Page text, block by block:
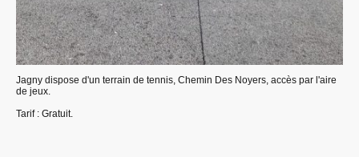
Jagny dispose d'un terrain de tennis, Chemin Des Noyers, accès par l'aire
de jeux.
Tarif : Gratuit.